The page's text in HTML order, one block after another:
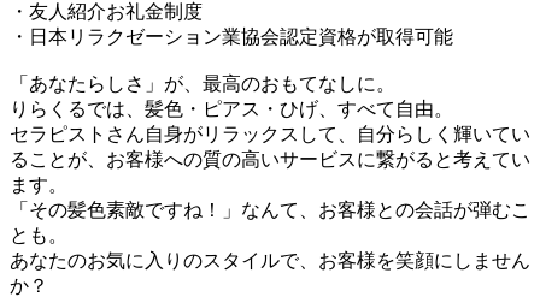
・友人紹介お礼金制度
・日本リラクゼーション業協会認定資格が取得可能
「あなたらしさ」が、最高のおもてなしに。
りらくるでは、髪色・ピアス・ひげ、すべて自由。
セラピストさん自身がリラックスして、自分らしく輝いてい
ることが、お客様への質の高いサービスに繋がると考えてい
ます。
「その髪色素敵ですね！」なんて、お客様との会話が弾むこ
とも。
あなたのお気に入りのスタイルで、お客様を笑顔にしません
か？